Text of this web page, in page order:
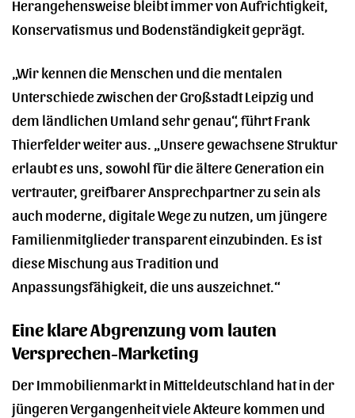
Herangehensweise bleibt immer von Aufrichtigkeit,
Konservatismus und Bodenständigkeit geprägt.
„Wir kennen die Menschen und die mentalen
Unterschiede zwischen der Großstadt Leipzig und
dem ländlichen Umland sehr genau“, führt Frank
Thierfelder weiter aus. „Unsere gewachsene Struktur
erlaubt es uns, sowohl für die ältere Generation ein
vertrauter, greifbarer Ansprechpartner zu sein als
auch moderne, digitale Wege zu nutzen, um jüngere
Familienmitglieder transparent einzubinden. Es ist
diese Mischung aus Tradition und
Anpassungsfähigkeit, die uns auszeichnet.“
Eine klare Abgrenzung vom lauten
Versprechen-Marketing
Der Immobilienmarkt in Mitteldeutschland hat in der
jüngeren Vergangenheit viele Akteure kommen und